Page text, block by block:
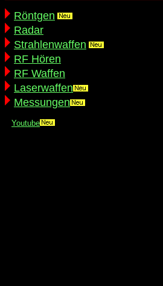
Röntgen
Radar
Strahlenwaffen
RF Hören
RF Waffen
Laserwaffen
Messungen
Youtube